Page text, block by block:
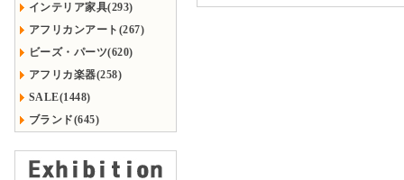
インテリア家具(293)
アフリカンアート(267)
ビーズ・パーツ(620)
アフリカ楽器(258)
SALE(1448)
ブランド(645)